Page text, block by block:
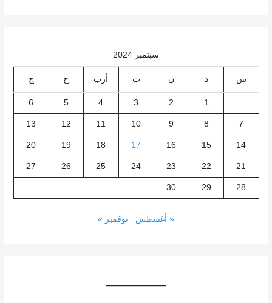
سبتمبر 2024
س د ن ث أرب خ ج
1
2
3
4
5
6
7
8
9
10
11
12
13
14
15
16
17
18
19
20
21
22
23
24
25
26
27
28
29
30
« أغسطس نوفمبر »